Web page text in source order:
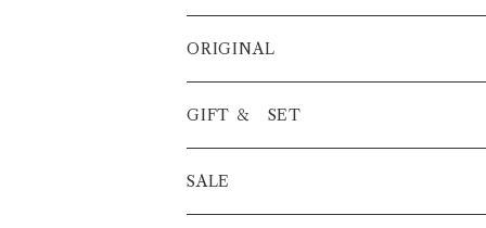
BLEND
浅煎り
中煎り
STRAIGHT
浅煎り
PREMIUM
ORIGINAL
ICED COFFEE
COFFEE BAG
GIFT ＆ SET
COFFEE BAG
SALE